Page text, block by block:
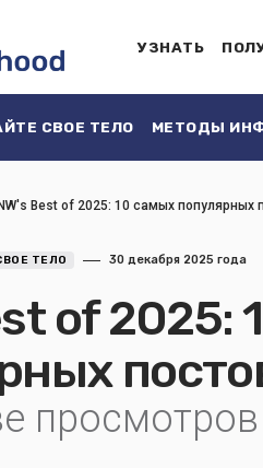
УЗНАТЬ
СВОЕ ТЕЛО МЕТОДЫ
NW's Best of 2025: 10 самых популярных
ТЕЛО 30 декабря 2025 года
of 2025: